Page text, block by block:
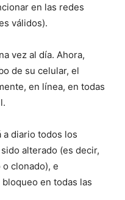
en las redes
válidos).
vez al día. Ahora,
de su celular, el
en línea, en todas
a diario todos los
alterado (es decir,
clonado), e
en todas las